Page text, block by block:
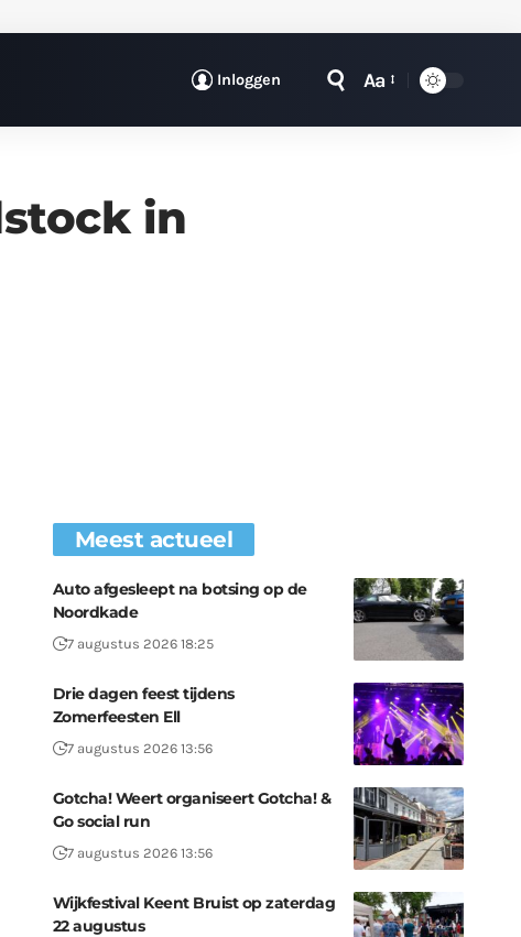
Inloggen Aa
in
Meest actueel
Auto afgesleept na botsing op de
Noordkade
7 augustus 2026 18:25
Drie dagen feest tijdens
Zomerfeesten Ell
7 augustus 2026 13:56
Gotcha! Weert organiseert Gotcha! &
Go social run
7 augustus 2026 13:56
Wijkfestival Keent Bruist op zaterdag
22 augustus